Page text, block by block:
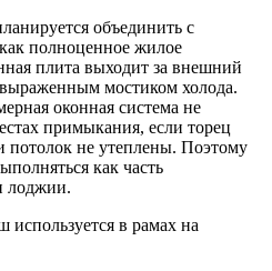
объединить с
полноценное жилое
плита выходит за внешний
мостиком холода.
оконная система не
примыкания, если торец
потолок не утеплены. Поэтому
как часть
лоджии.
в рамах на